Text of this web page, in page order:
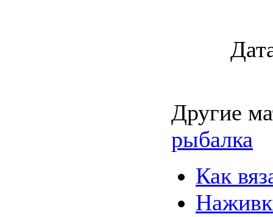
Другие
рыбалка
Как